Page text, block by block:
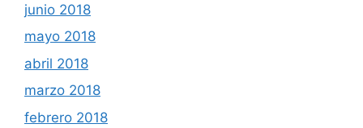
junio 2018
mayo 2018
abril 2018
marzo 2018
febrero 2018